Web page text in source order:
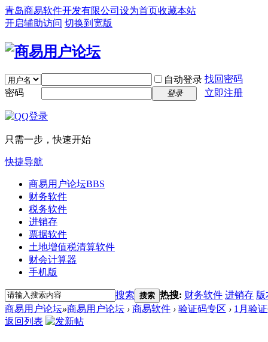
青岛商易软件开发有限公司 设为首页收藏本站
开启辅助访问 切换到宽版
自动登录 找回密码
密码
登录 立即注册
只需一步，快速开始
快捷导航
商易用户论坛BBS
财务软件
税务软件
进销存
票据软件
土地增值税清算软件
财会计算器
手机版
搜索 搜索 热搜: 财务软件 进销存 版
商易用户论坛»商易用户论坛 › 商易软件 › 验证码专区 › 1月验
返回列表